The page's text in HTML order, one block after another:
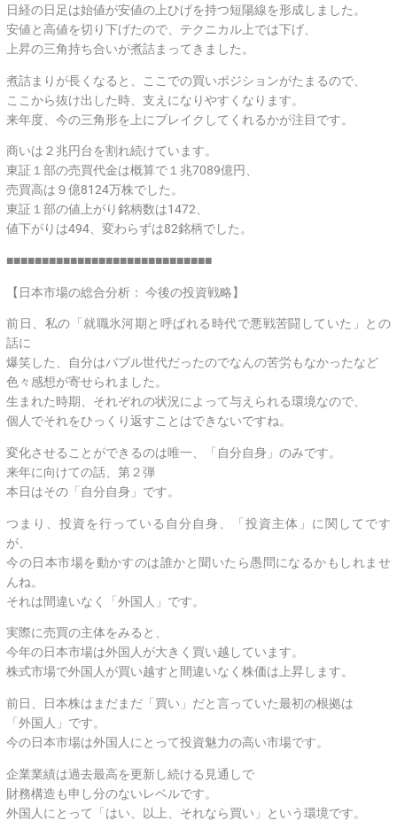
日経の日足は始値が安値の上ひげを持つ短陽線を形成しました。
安値と高値を切り下げたので、テクニカル上では下げ、
上昇の三角持ち合いが煮詰まってきました。
煮詰まりが長くなると、ここでの買いポジションがたまるので、
ここから抜け出した時、支えになりやすくなります。
来年度、今の三角形を上にブレイクしてくれるかが注目です。
商いは２兆円台を割れ続けています。
東証１部の売買代金は概算で１兆7089億円、
売買高は９億8124万株でした。
東証１部の値上がり銘柄数は1472、
値下がりは494、変わらずは82銘柄でした。
■■■■■■■■■■■■■■■■■■■■■■■■■■■■■
【日本市場の総合分析： 今後の投資戦略】
前日、私の「就職氷河期と呼ばれる時代で悪戦苦闘していた」との
話に
爆笑した、自分はバブル世代だったのでなんの苦労もなかったなど
色々感想が寄せられました。
生まれた時期、それぞれの状況によって与えられる環境なので、
個人でそれをひっくり返すことはできないですね。
変化させることができるのは唯一、「自分自身」のみです。
来年に向けての話、第２弾
本日はその「自分自身」です。
つまり、投資を行っている自分自身、「投資主体」に関してです
が、
今の日本市場を動かすのは誰かと聞いたら愚問になるかもしれませ
んね。
それは間違いなく「外国人」です。
実際に売買の主体をみると、
今年の日本市場は外国人が大きく買い越しています。
株式市場で外国人が買い越すと間違いなく株価は上昇します。
前日、日本株はまだまだ「買い」だと言っていた最初の根拠は
「外国人」です。
今の日本市場は外国人にとって投資魅力の高い市場です。
企業業績は過去最高を更新し続ける見通しで
財務構造も申し分のないレベルです。
外国人にとって「はい、以上、それなら買い」という環境です。